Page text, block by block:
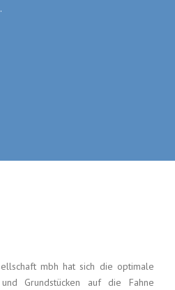
mbh hat sich die optimale
Grundstücken auf die Fahne